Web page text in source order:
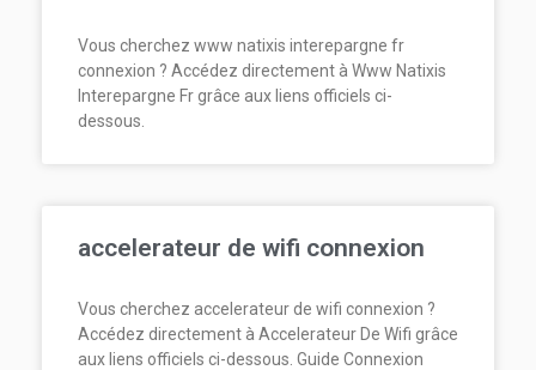
Vous cherchez www natixis interepargne fr
connexion ? Accédez directement à Www Natixis
Interepargne Fr grâce aux liens officiels ci-
dessous.
accelerateur de wifi connexion
Vous cherchez accelerateur de wifi connexion ?
Accédez directement à Accelerateur De Wifi grâce
aux liens officiels ci-dessous. Guide Connexion